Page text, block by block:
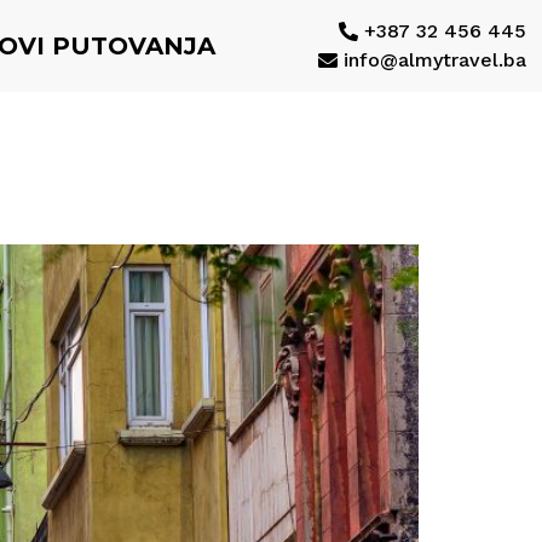
PUTOVANJA
+387 32 456 445
info@almytravel.ba